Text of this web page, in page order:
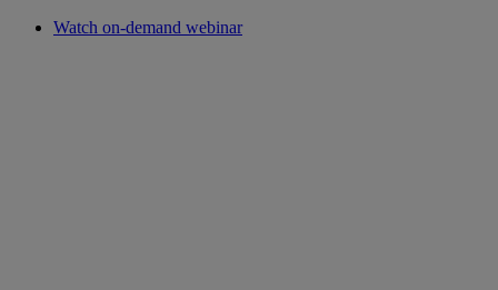
Watch on-demand webinar